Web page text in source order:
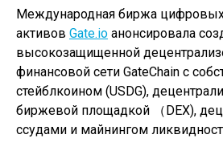
Международная биржа
активов Gate.io анонсировала
высокозащищенной
финансовой сети GateChain с
стейблкоином (USDG),
биржевой площадкой （DEX),
ссудами и майнингом